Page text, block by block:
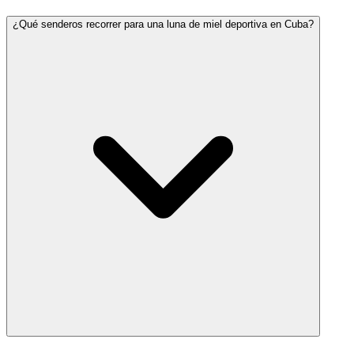
¿Qué senderos recorrer para una luna de miel deportiva en Cuba?